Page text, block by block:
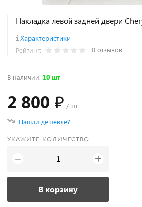
Накладка левой задней двери
Характеристики
Рейтинг: 0 отзывов
В наличии: 10 шт
2 800 ₽ / шт
Нашли дешевле?
УКАЖИТЕ КОЛИЧЕСТВО
− +
В корзину